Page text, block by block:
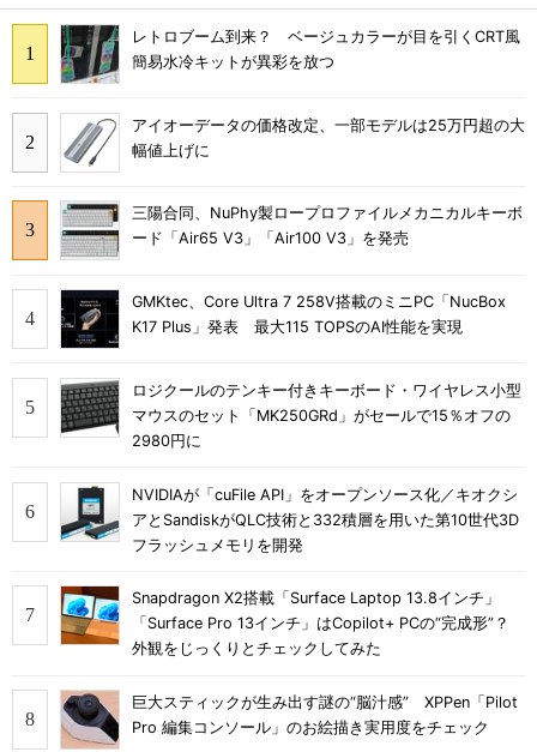
レトロブーム到来？ ベージュカラーが目を引くCRT風
簡易水冷キットが異彩を放つ
アイオーデータの価格改定、一部モデルは25万円超の大
幅値上げに
三陽合同、NuPhy製ロープロファイルメカニカルキーボ
ード「Air65 V3」「Air100 V3」を発売
GMKtec、Core Ultra 7 258V搭載のミニPC「NucBox
K17 Plus」発表 最大115 TOPSのAI性能を実現
ロジクールのテンキー付きキーボード・ワイヤレス小型
マウスのセット「MK250GRd」がセールで15％オフの
2980円に
NVIDIAが「cuFile API」をオープンソース化／キオクシ
アとSandiskがQLC技術と332積層を用いた第10世代3D
フラッシュメモリを開発
Snapdragon X2搭載「Surface Laptop 13.8インチ」
「Surface Pro 13インチ」はCopilot+ PCの“完成形”？
外観をじっくりとチェックしてみた
巨大スティックが生み出す謎の“脳汁感” XPPen「Pilot
Pro 編集コンソール」のお絵描き実用度をチェック